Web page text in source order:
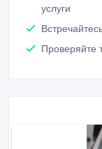
услуги
Проверяйте